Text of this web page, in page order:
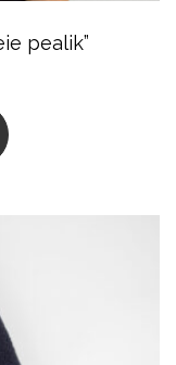
pealik”